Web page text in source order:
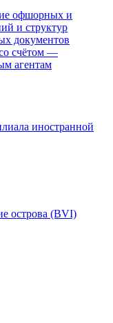
офшорных и
и структур
документов
счётом —
агентам
иностранной
острова (BVI)